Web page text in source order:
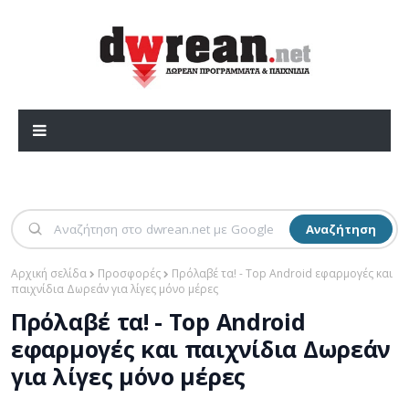
Αναζήτηση
Αρχική σελίδα Προσφορές
Πρόλαβέ τα! - Top Android εφαρμογές και
παιχνίδια Δωρεάν για λίγες μόνο μέρες
Πρόλαβέ τα! - Top Android
εφαρμογές και παιχνίδια Δωρεάν
για λίγες μόνο μέρες